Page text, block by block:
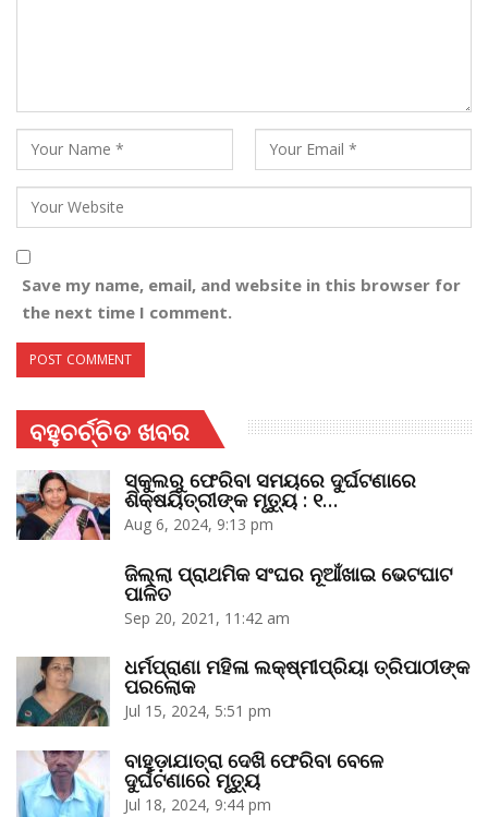
Save my name, email, and website in this browser for
the next time I comment.
ବହୁଚର୍ଚ୍ଚିତ ଖବର
ସ୍କୁଲରୁ ଫେରିବା ସମୟରେ ଦୁର୍ଘଟଣାରେ
ଶିକ୍ଷୟିତ୍ରୀଙ୍କ ମୃତ୍ୟୁ : ୧…
Aug 6, 2024, 9:13 pm
ଜିଲ୍ଲା ପ୍ରାଥମିକ ସଂଘର ନୂଆଁଖାଇ ଭେଟଘାଟ
ପାଳିତ
Sep 20, 2021, 11:42 am
ଧର୍ମପ୍ରାଣା ମହିଳା ଲକ୍ଷ୍ମୀପ୍ରିୟା ତ୍ରିପାଠୀଙ୍କ
ପରଲୋକ
Jul 15, 2024, 5:51 pm
ବାହୁଡ଼ାଯାତ୍ରା ଦେଖି ଫେରିବା ବେଳେ
ଦୁର୍ଘଟଣାରେ ମୃତ୍ୟୁ
Jul 18, 2024, 9:44 pm